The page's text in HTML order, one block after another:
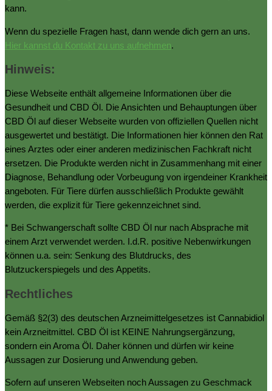
kann.
Wenn du spezielle Fragen hast, dann wende dich gern an uns.
Hier kannst du Kontakt zu uns aufnehmen.
Hinweis:
Diese Webseite enthält allgemeine Informationen über die
Gesundheit und CBD Öl. Die Ansichten und Behauptungen über
CBD Öl auf dieser Webseite wurden von offiziellen Quellen nicht
ausgewertet und bestätigt. Die Informationen hier können den Rat
eines Arztes oder einer anderen medizinischen Fachkraft nicht
ersetzen. Die Produkte werden nicht in Zusammenhang mit einer
Diagnose, Behandlung oder Vorbeugung von irgendeiner Krankheit
angeboten. Für Tiere dürfen ausschließlich Produkte gewählt
werden, die explizit für Tiere gekennzeichnet sind.
* Bei Schwangerschaft sollte CBD Öl nur nach Absprache mit
einem Arzt verwendet werden. I.d.R. positive Nebenwirkungen
können u.a. sein: Senkung des Blutdrucks, des
Blutzuckerspiegels und des Appetits.
Rechtliches
Gemäß §2(3) des deutschen Arzneimittelgesetzes ist Cannabidiol
kein Arzneitmittel. CBD Öl ist KEINE Nahrungsergänzung,
sondern ein Aroma Öl. Daher können und dürfen wir keine
Aussagen zur Dosierung und Anwendung geben.
Sofern auf unseren Webseiten noch Aussagen zu Geschmack